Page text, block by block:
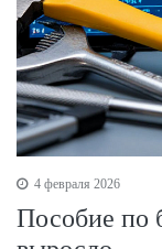
4 февраля 2026
Пособие по